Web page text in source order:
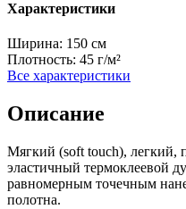
Характеристики
Ширина: 150 см
Плотность: 45 г/м²
Все характеристики
Описание
Мягкий (soft touch), легкий,
эластичный термоклеевой
равномерным точечным
полотна.